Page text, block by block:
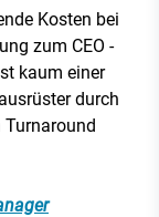
Kosten bei
zum CEO -
kaum einer
durch
Turnaround